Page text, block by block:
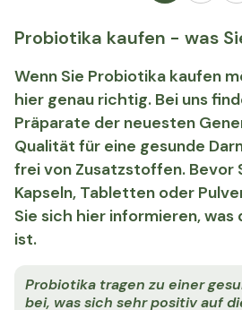
Probiotika kaufen - was
Wenn Sie Probiotika kaufen
hier genau richtig. Bei uns
Präparate der neuesten
Qualität für eine gesunde
frei von Zusatzstoffen. Bevor
Kapseln, Tabletten oder
Sie sich hier informieren,
ist.
Probiotika tragen zu einer
bei, was sich sehr positiv auf